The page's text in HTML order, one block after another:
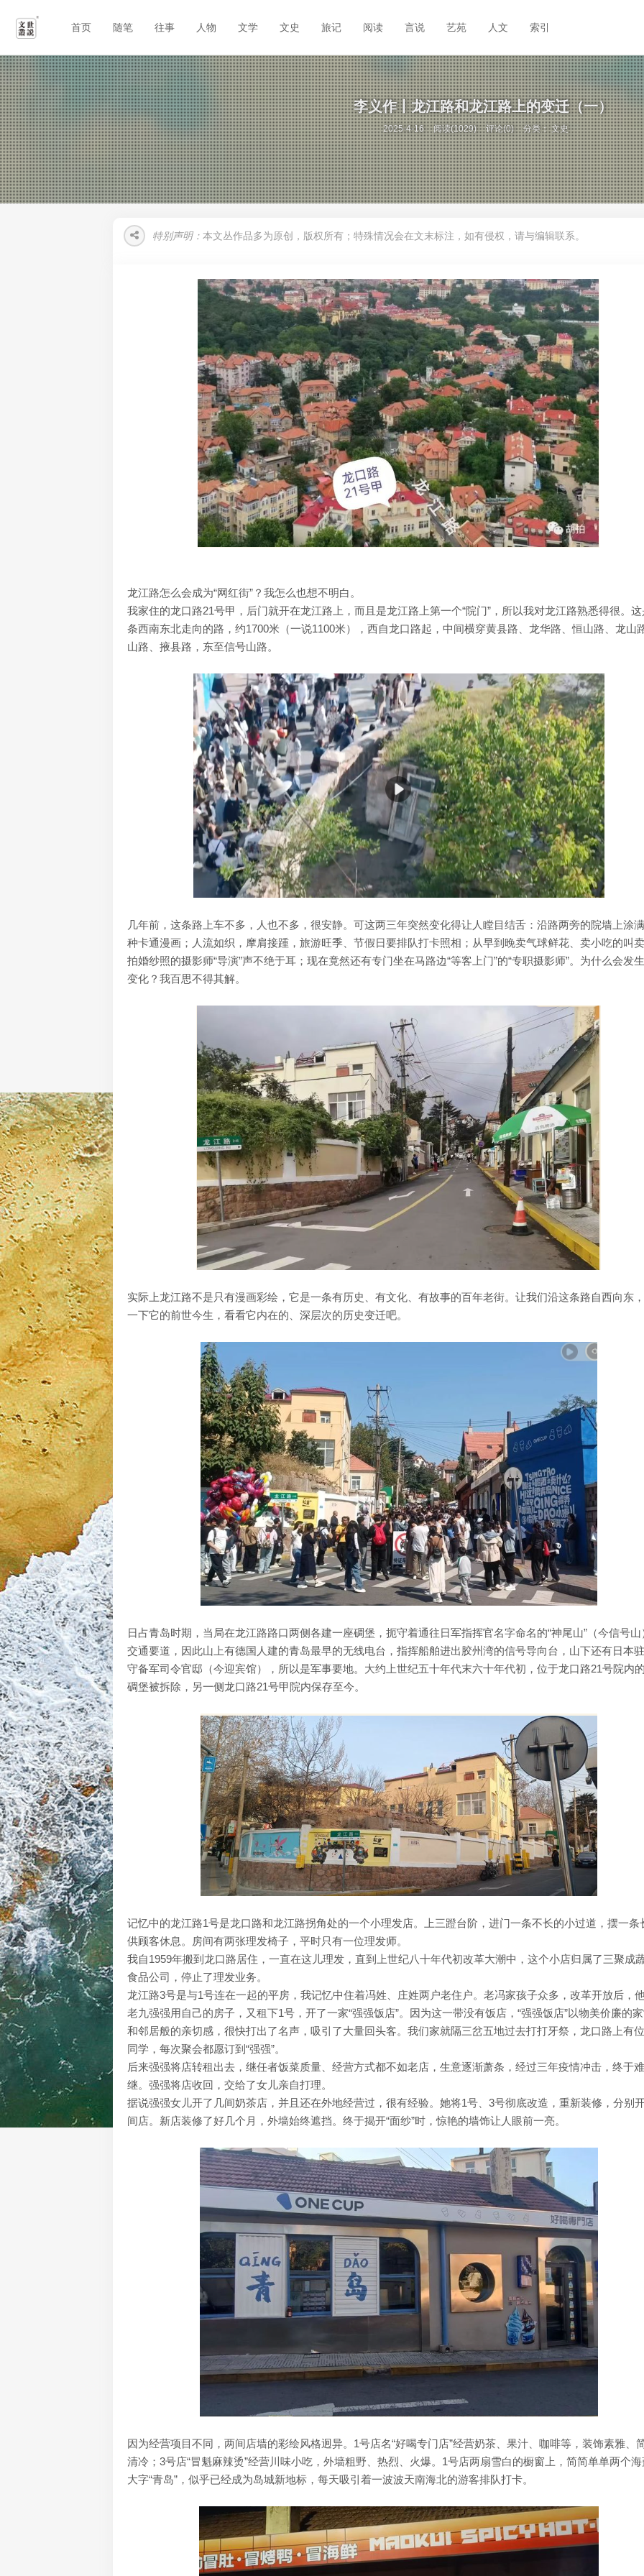
首页 随笔 往事 人物 文学 文史 旅记 阅读 言说 艺苑 人文 索引
李义作丨龙江路和龙江路上的变迁（一）
2025-4-16 阅读(1029) 评论(0) 分类：文史
特别声明： 本文丛作品多为原创，版权所有；特殊情况会在文末标注，如有侵权，请与编辑联系。
龙江路怎么会成为“网红街”？我怎么也想不明白。
我家住的龙口路21号甲，后门就开在龙江路上，而且是龙江路上第一个“院门”，所以我对龙江路熟悉得很。
条西南东北走向的路，约1700米（一说1100米），西自龙口路起，中间横穿黄县路、龙华路、恒山路、龙山
山路、掖县路，东至信号山路。
几年前，这条路上车不多，人也不多，很安静。可这两三年突然变化得让人瞠目结舌：沿路两旁的院墙上涂
种卡通漫画；人流如织，摩肩接踵，旅游旺季、节假日要排队打卡照相；从早到晚卖气球鲜花、卖小吃的叫
拍婚纱照的摄影师“导演”声不绝于耳；现在竟然还有专门坐在马路边“等客上门”的“专职摄影师”。为什么会发
变化？我百思不得其解。
实际上龙江路不是只有漫画彩绘，它是一条有历史、有文化、有故事的百年老街。让我们沿这条路自西向东
一下它的前世今生，看看它内在的、深层次的历史变迁吧。
日占青岛时期，当局在龙江路路口两侧各建一座碉堡，扼守着通往日军指挥官名字命名的“神尾山”（今信号山
交通要道，因此山上有德国人建的青岛最早的无线电台，指挥船舶进出胶州湾的信号导向台，山下还有日本
守备军司令官邸（今迎宾馆），所以是军事要地。大约上世纪五十年代末六十年代初，位于龙口路21号院内
碉堡被拆除，另一侧龙口路21号甲院内保存至今。
记忆中的龙江路1号是龙口路和龙江路拐角处的一个小理发店。上三蹬台阶，进门一条不长的小过道，摆一条
供顾客休息。房间有两张理发椅子，平时只有一位理发师。
我自1959年搬到龙口路居住，一直在这儿理发，直到上世纪八十年代初改革大潮中，这个小店归属了三聚成
食品公司，停止了理发业务。
龙江路3号是与1号连在一起的平房，我记忆中住着冯姓、庄姓两户老住户。老冯家孩子众多，改革开放后，
老九强强用自己的房子，又租下1号，开了一家“强强饭店”。因为这一带没有饭店，“强强饭店”以物美价廉的
和邻居般的亲切感，很快打出了名声，吸引了大量回头客。我们家就隔三岔五地过去打打牙祭，龙口路上有
同学，每次聚会都愿订到“强强”。
后来强强将店转租出去，继任者饭菜质量、经营方式都不如老店，生意逐渐萧条，经过三年疫情冲击，终于
继。强强将店收回，交给了女儿亲自打理。
据说强强女儿开了几间奶茶店，并且还在外地经营过，很有经验。她将1号、3号彻底改造，重新装修，分别
间店。新店装修了好几个月，外墙始终遮挡。终于揭开“面纱”时，惊艳的墙饰让人眼前一亮。
因为经营项目不同，两间店墙的彩绘风格迥异。1号店名“好喝专门店”经营奶茶、果汁、咖啡等，装饰素雅、
清冷；3号店“冒魁麻辣烫”经营川味小吃，外墙粗野、热烈、火爆。1号店两扇雪白的橱窗上，简简单单两个
大字“青岛”，似乎已经成为岛城新地标，每天吸引着一波波天南海北的游客排队打卡。